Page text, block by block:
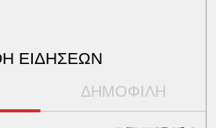
ΕΙΔΗΣΕΩΝ
ΔΗΜΟΦΙΛΗ